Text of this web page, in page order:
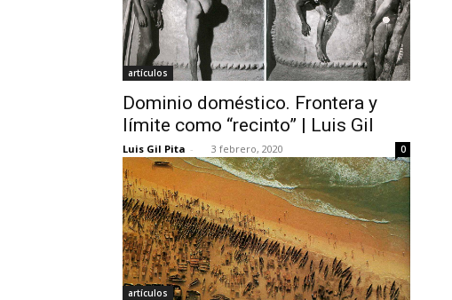
artículos
Dominio doméstico. Frontera y
límite como “recinto” | Luis Gil
Luis Gil Pita - 3 febrero, 2020 0
artículos